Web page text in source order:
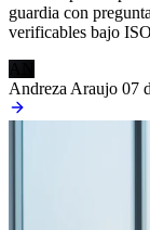
guardia con
verificables bajo
Andreza Araujo 07